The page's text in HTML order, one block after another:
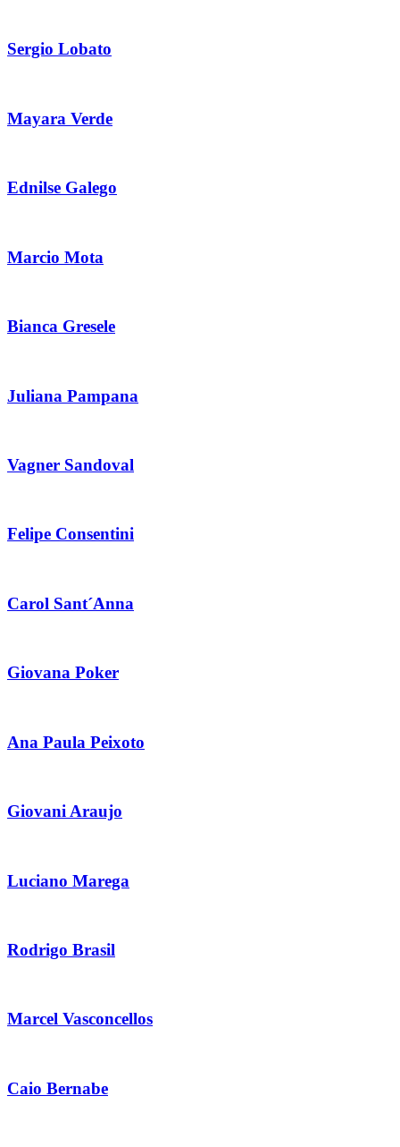
Sergio Lobato
Mayara Verde
Ednilse Galego
Marcio Mota
Bianca Gresele
Juliana Pampana
Vagner Sandoval
Felipe Consentini
Carol Sant´Anna
Giovana Poker
Ana Paula Peixoto
Giovani Araujo
Luciano Marega
Rodrigo Brasil
Marcel Vasconcellos
Caio Bernabe